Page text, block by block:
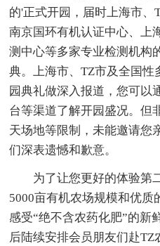
的'正式开园，届时上海市、
南京国环有机认证中心、上
测中心等多家专业检测机构
典。上海市、TZ市及全国
园典礼做深入报道，您可以
台等渠道了解开园盛况。但
天场地等限制，未能邀请您
们深表遗憾和歉意。
为了让您更好的体验
5000亩有机农场规模和优
感受“绝不含农药化肥”的新
后陆续安排会员朋友们赴TZ